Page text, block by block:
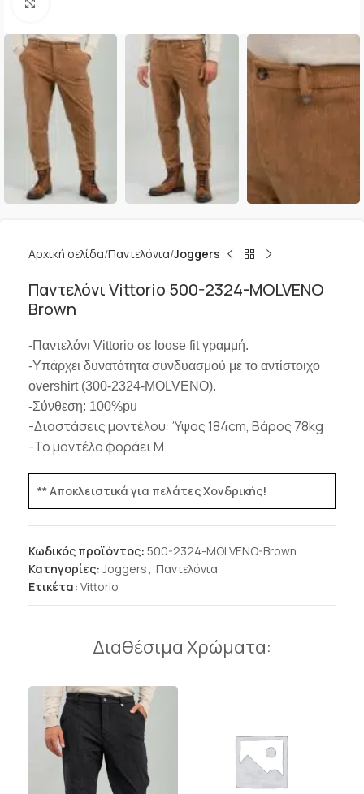
Αρχική σελίδα Παντελόνια Joggers
Παντελόνι Vittorio 500-2324-MOLVENO
Brown
-Παντελόνι Vittorio σε loose fit γραμμή.
-Υπάρχει δυνατότητα συνδυασμού με το αντίστοιχο
overshirt (300-2324-MOLVENO).
-Σύνθεση: 100%pu
-Διαστάσεις μοντέλου: Ύψος 184cm, Βάρος 78kg
-Το μοντέλο φοράει Μ
** Αποκλειστικά για πελάτες Χονδρικής!
Κωδικός προϊόντος: 500-2324-MOLVENO-Brown
Κατηγορίες: Joggers , Παντελόνια
Ετικέτα: Vittorio
Διαθέσιμα Χρώματα: